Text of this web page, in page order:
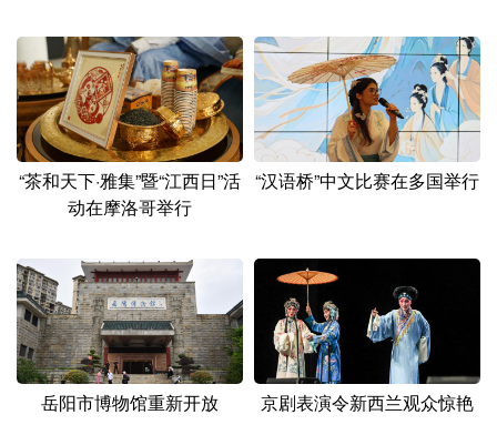
“茶和天下·雅集”暨“江西日”活
动在摩洛哥举行
“汉语桥”中文比赛在多国举行
岳阳市博物馆重新开放 京剧表演令新西兰观众惊艳